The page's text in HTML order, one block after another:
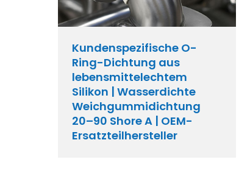
Kundenspezifische O-
Ring-Dichtung aus
lebensmittelechtem
Silikon | Wasserdichte
Weichgummidichtung
20–90 Shore A | OEM-
Ersatzteilhersteller